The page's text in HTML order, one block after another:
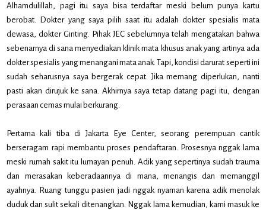
Alhamdulillah, pagi itu saya bisa terdaftar meski belum punya kartu
berobat. Dokter yang saya pilih saat itu adalah dokter spesialis mata
dewasa, dokter Ginting. Pihak JEC sebelumnya telah mengatakan bahwa
sebenarnya di sana menyediakan klinik mata khusus anak yang artinya ada
dokter spesialis yang menangani mata anak. Tapi, kondisi darurat seperti ini
sudah seharusnya saya bergerak cepat. Jika memang diperlukan, nanti
pasti akan dirujuk ke sana. Akhirnya saya tetap datang pagi itu, dengan
perasaan cemas mulai berkurang.
Pertama kali tiba di Jakarta Eye Center, seorang perempuan cantik
berseragam rapi membantu proses pendaftaran. Prosesnya nggak lama
meski rumah sakit itu lumayan penuh. Adik yang sepertinya sudah trauma
dan merasakan keberadaannya di mana, menangis dan memanggil
ayahnya. Ruang tunggu pasien jadi nggak nyaman karena adik menolak
duduk dan sulit sekali ditenangkan. Nggak lama kemudian, kami masuk ke